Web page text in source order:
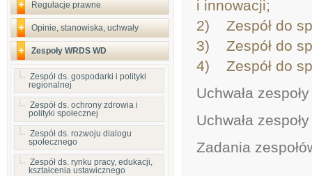
Regulacje prawne
Opinie, stanowiska, uchwały
Zespoły WRDS WD
Zespół ds. gospodarki i polityki
regionalnej
Zespół ds. ochrony zdrowia i
polityki społecznej
Zespół ds. rozwoju dialogu
społecznego
Zespół ds. rynku pracy, edukacji,
kształcenia ustawicznego
i innowacji;
2) Zespół do
3) Zespół do
4) Zespół do
Uchwała
Uchwała
Zadania